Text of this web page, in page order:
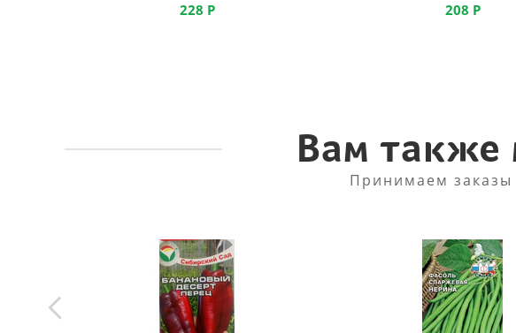
228 Р 208 Р
Вам также
Принимаем